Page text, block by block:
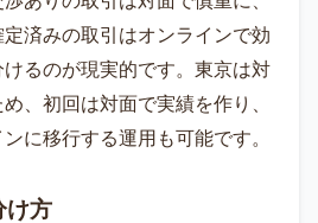
済みの取引はオンラインで効
るのが現実的です。東京は対
、初回は対面で実績を作り、
に移行する運用も可能です。
け方